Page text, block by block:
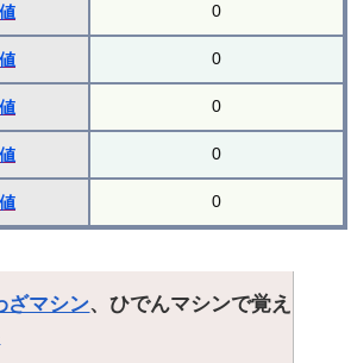
0
0
0
0
0
ざマシン、ひでんマシンで覚え